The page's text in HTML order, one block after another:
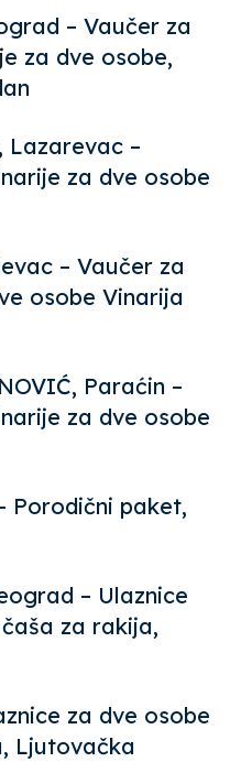
– Vaučer za
za dve osobe,
Lazarevac –
za dve osobe
– Vaučer za
osobe Vinarija
Paraćin –
za dve osobe
Porodični paket,
– Ulaznice
za rakija,
za dve osobe
Ljutovačka